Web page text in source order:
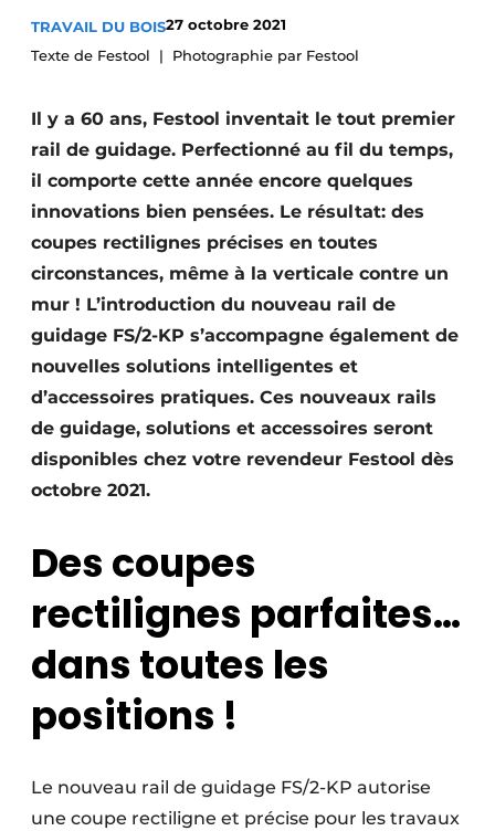
Podcasts
Privacy / Cookie statement
S’inscrire
S’inscrire
Termes et conditions
Video’s
TRAVAIL DU BOIS27 octobre 2021
Texte de Festool
Photographie par Festool
Il y a 60 ans, Festool inventait le tout premier
rail de guidage. Perfectionné au fil du temps,
il comporte cette année encore quelques
innovations bien pensées. Le résultat: des
coupes rectilignes précises en toutes
circonstances, même à la verticale contre un
mur ! L’introduction du nouveau rail de
guidage FS/2-KP s’accompagne également de
nouvelles solutions intelligentes et
d’accessoires pratiques. Ces nouveaux rails
de guidage, solutions et accessoires seront
disponibles chez votre revendeur Festool dès
octobre 2021.
Des coupes
rectilignes parfaites…
dans toutes les
positions !
Le nouveau rail de guidage FS/2-KP autorise
une coupe rectiligne et précise pour les travaux